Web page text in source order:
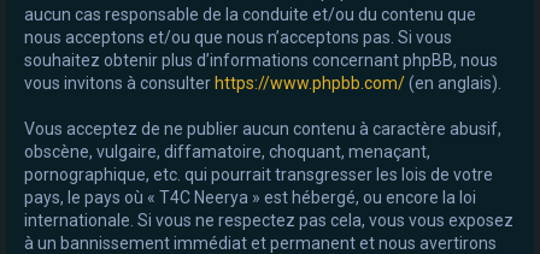
aucun cas responsable de la conduite et/ou du contenu que
nous acceptons et/ou que nous n’acceptons pas. Si vous
souhaitez obtenir plus d’informations concernant phpBB, nous
vous invitons à consulter https://www.phpbb.com/(en anglais).
Vous acceptez de ne publier aucun contenu à caractère abusif,
obscène, vulgaire, diffamatoire, choquant, menaçant,
pornographique, etc. qui pourrait transgresser les lois de votre
pays, le pays où « T4C Neerya » est hébergé, ou encore la loi
internationale. Si vous ne respectez pas cela, vous vous exposez
à un bannissement immédiat et permanent et nous avertirons